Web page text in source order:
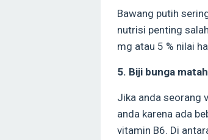
Bawang putih
nutrisi penting
mg atau 5 % nilai
5. Biji bunga
Jika anda seorang
anda karena ada
vitamin B6. Di